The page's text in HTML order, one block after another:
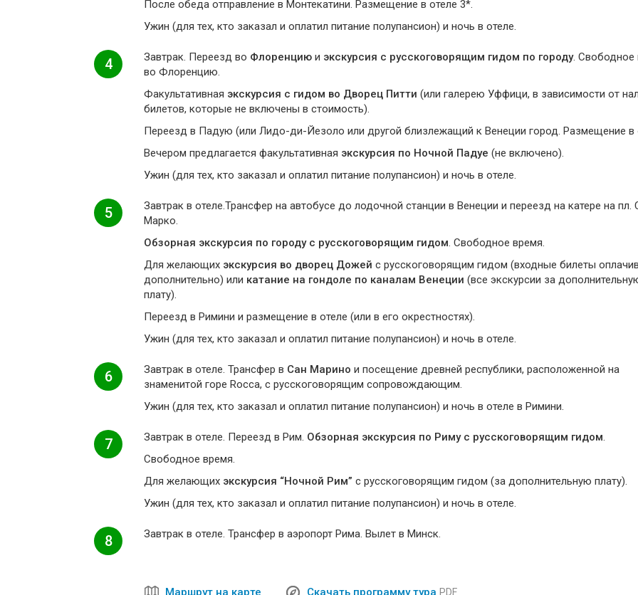
После обеда отправление в Монтекатини. Размещение в отеле 3*.
Ужин (для тех, кто заказал и оплатил питание полупансион) и ночь в отеле.
4 Завтрак. Переезд вo Флоренцию и экскурсия с русскоговорящим гидом по городу. Свободное
вo Флоренцию.
Факультативная экскурсия с гидом во Дворец Питти (или галерею Уффици, в зависимости от
билетов, которые не включены в стоимость).
Переезд в Падую (или Лидо-ди-Йезоло или другой близлежащий к Венеции город. Размещение в
Вечером предлагается факультативная экскурсия по Ночной Падуе (не включенo).
Ужин (для тех, кто заказал и оплатил питание полупансион) и ночь в отеле.
5
Завтрак в отеле.Трансфер на автобусе до лодочной станции в Венеции и переезд на катере на пл.
Марко.
Обзорная экскурсия по городу с русскоговорящим гидом. Свободное время.
Для желающих экскурсия во дворец Дожей с русскоговорящим гидом (входные билеты
дополнительно) или катание на гондоле по каналам Венеции (все экскурсии за
плату).
Переезд в Римини и размещение в отеле (или в его окрестностях).
Ужин (для тех, кто заказал и оплатил питание полупансион) и ночь в отеле.
6 Завтрак в отеле. Трансфер в Сан Марино и посещение древней республики, расположенной на
знаменитой горе Rocca, с русскоговорящим сопровождающим.
Ужин (для тех, кто заказал и оплатил питание полупансион) и ночь в отеле в Римини.
7 Завтрак в отеле. Переезд в Рим. Обзорная экскурсия по Риму с русскоговорящим гидом.
Свободное время.
Для желающих экскурсия “Ночной Рим” с русскоговорящим гидом (за дополнительную плату).
Ужин (для тех, кто заказал и оплатил питание полупансион) и ночь в отеле.
8 Завтрак в отеле. Трансфер в аэропорт Рима. Вылет в Минск.
Маршрут на карте Скачать программу тура PDF